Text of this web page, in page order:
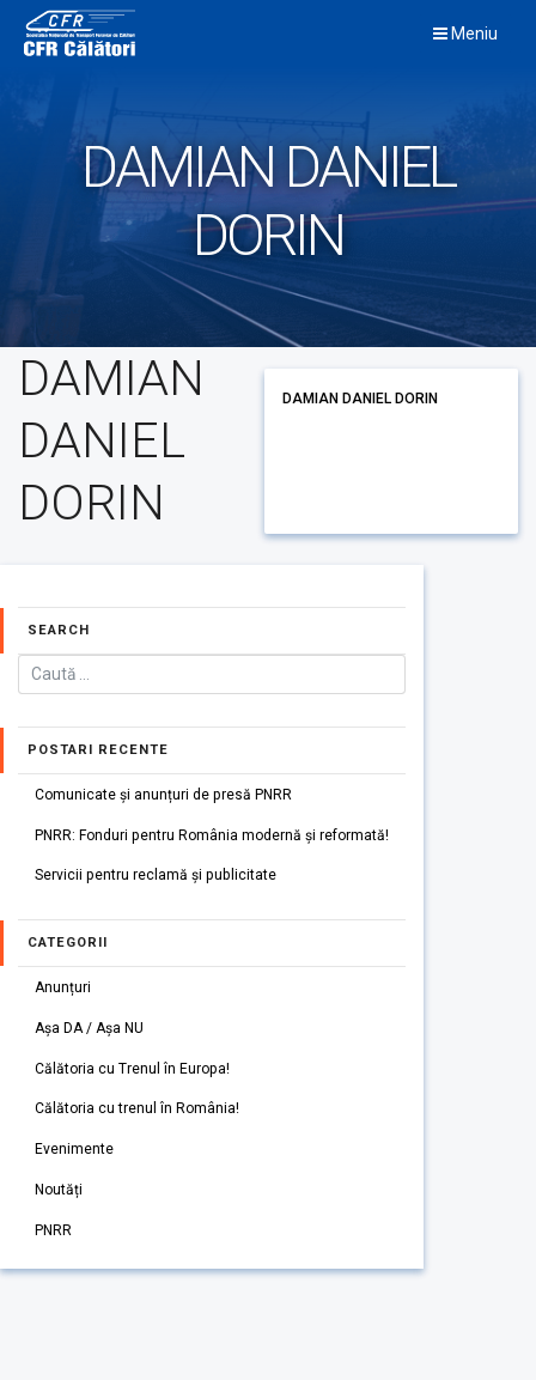
content
Meniu
DAMIAN DANIEL
DORIN
DAMIAN
DANIEL
DORIN
DAMIAN DANIEL DORIN
SEARCH
POSTARI RECENTE
Comunicate și anunțuri de presă PNRR
PNRR: Fonduri pentru România modernă și reformată!
Servicii pentru reclamă și publicitate
CATEGORII
Anunțuri
Așa DA / Așa NU
Călătoria cu Trenul în Europa!
Călătoria cu trenul în România!
Evenimente
Noutăți
PNRR